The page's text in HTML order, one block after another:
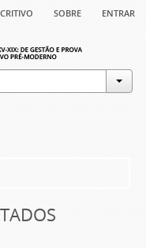
sobre entrar